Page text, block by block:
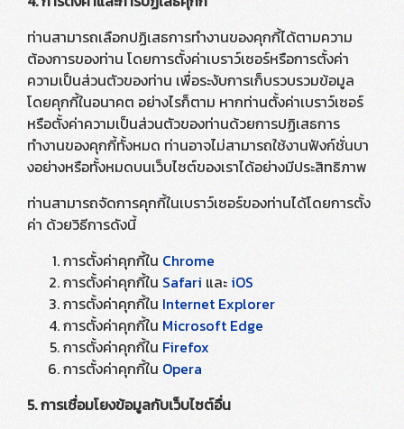
ท่านสามารถเลือกปฏิเสธการทำงานของคุกกี้ได้ตามความ
ต้องการของท่าน โดยการตั้งค่าเบราว์เซอร์หรือการตั้งค่า
ความเป็นส่วนตัวของท่าน เพื่อระงับการเก็บรวบรวมข้อมูล
โดยคุกกี้ในอนาคต อย่างไรก็ตาม หากท่านตั้งค่าเบราว์เซอร์
หรือตั้งค่าความเป็นส่วนตัวของท่านด้วยการปฏิเสธการ
ทำงานของคุกกี้ทั้งหมด ท่านอาจไม่สามารถใช้งานฟังก์ชั่นบา
งอย่างหรือทั้งหมดบนเว็บไซต์ของเราได้อย่างมีประสิทธิภาพ
ท่านสามารถจัดการคุกกี้ในเบราว์เซอร์ของท่านได้โดยการตั้ง
ค่า ด้วยวิธีการดังนี้
การตั้งค่าคุกกี้ใน Chrome
การตั้งค่าคุกกี้ใน Safari และ iOS
การตั้งค่าคุกกี้ใน Internet Explorer
การตั้งค่าคุกกี้ใน Microsoft Edge
การตั้งค่าคุกกี้ใน Firefox
การตั้งค่าคุกกี้ใน Opera
5. การเชื่อมโยงข้อมูลกับเว็บไซต์อื่น